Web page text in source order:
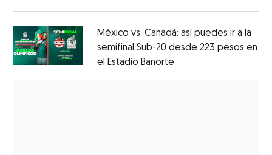
México vs. Canadá: así puedes ir a la
semifinal Sub-20 desde 223 pesos en
el Estadio Banorte